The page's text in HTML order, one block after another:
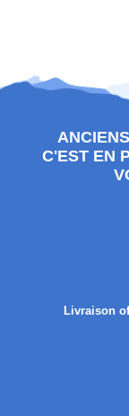
C'EST EN
Livraison